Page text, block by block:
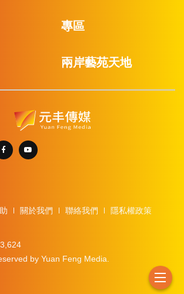
專區
兩岸藝苑天地
關於我們 聯絡我們
隱私權政策
by Yuan Feng Media.